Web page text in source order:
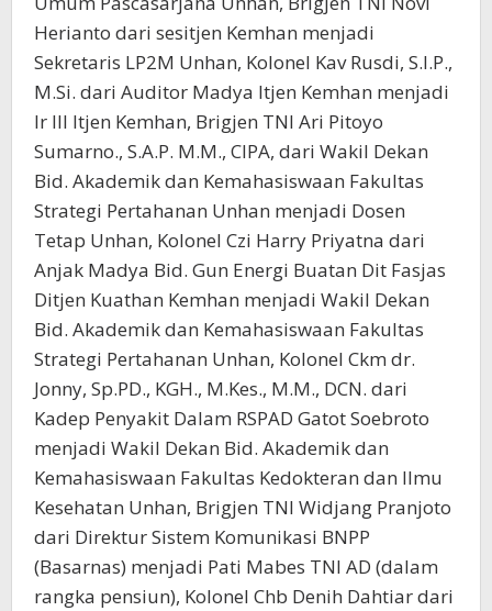
Herianto dari sesitjen Kemhan menjadi
Sekretaris LP2M Unhan, Kolonel Kav Rusdi, S.I.P.,
M.Si. dari Auditor Madya Itjen Kemhan menjadi
Ir III Itjen Kemhan, Brigjen TNI Ari Pitoyo
Sumarno., S.A.P. M.M., CIPA, dari Wakil Dekan
Bid. Akademik dan Kemahasiswaan Fakultas
Strategi Pertahanan Unhan menjadi Dosen
Tetap Unhan, Kolonel Czi Harry Priyatna dari
Anjak Madya Bid. Gun Energi Buatan Dit Fasjas
Ditjen Kuathan Kemhan menjadi Wakil Dekan
Bid. Akademik dan Kemahasiswaan Fakultas
Strategi Pertahanan Unhan, Kolonel Ckm dr.
Jonny, Sp.PD., KGH., M.Kes., M.M., DCN. dari
Kadep Penyakit Dalam RSPAD Gatot Soebroto
menjadi Wakil Dekan Bid. Akademik dan
Kemahasiswaan Fakultas Kedokteran dan Ilmu
Kesehatan Unhan, Brigjen TNI Widjang Pranjoto
dari Direktur Sistem Komunikasi BNPP
(Basarnas) menjadi Pati Mabes TNI AD (dalam
rangka pensiun), Kolonel Chb Denih Dahtiar dari